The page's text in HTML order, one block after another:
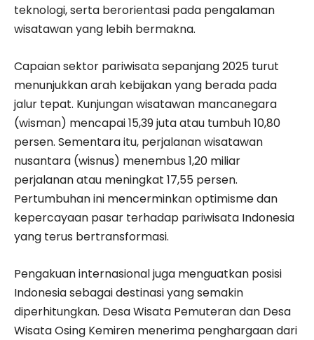
teknologi, serta berorientasi pada pengalaman
wisatawan yang lebih bermakna.
Capaian sektor pariwisata sepanjang 2025 turut
menunjukkan arah kebijakan yang berada pada
jalur tepat. Kunjungan wisatawan mancanegara
(wisman) mencapai 15,39 juta atau tumbuh 10,80
persen. Sementara itu, perjalanan wisatawan
nusantara (wisnus) menembus 1,20 miliar
perjalanan atau meningkat 17,55 persen.
Pertumbuhan ini mencerminkan optimisme dan
kepercayaan pasar terhadap pariwisata Indonesia
yang terus bertransformasi.
Pengakuan internasional juga menguatkan posisi
Indonesia sebagai destinasi yang semakin
diperhitungkan. Desa Wisata Pemuteran dan Desa
Wisata Osing Kemiren menerima penghargaan dari